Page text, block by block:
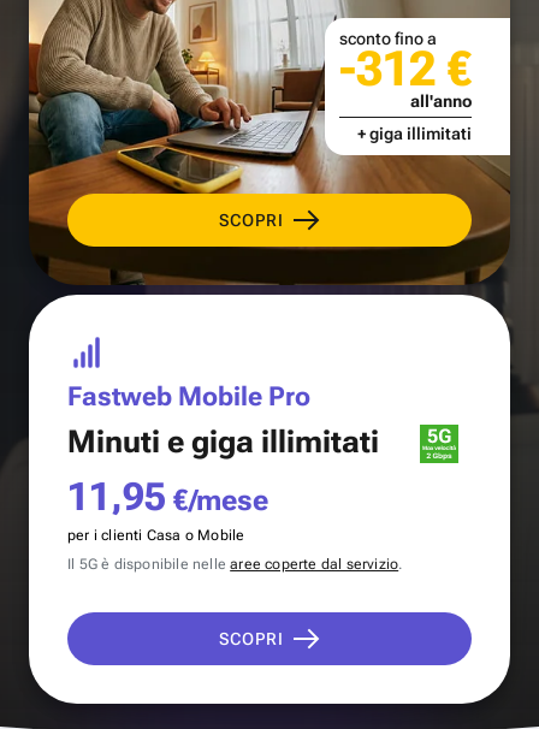
SCOPRI
sconto fino a
-312 €
all'anno
+ giga illimitati
Fastweb Mobile Pro
Minuti e giga illimitati
11,95 €/mese
per i clienti Casa o Mobile
Il 5G è disponibile nellearee coperte dal servizio.
SCOPRI